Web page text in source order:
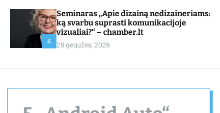
4
Seminaras „Apie dizainą nedizaineriams:
ką svarbu suprasti komunikacijoje
vizualiai?“ – chamber.lt
28 gegužės, 2026